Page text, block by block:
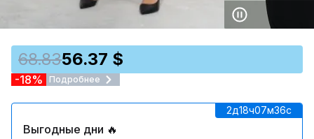
68.8356.37 $
-18% Подробнее
2д18ч07м36c
Выгодные дни 🔥